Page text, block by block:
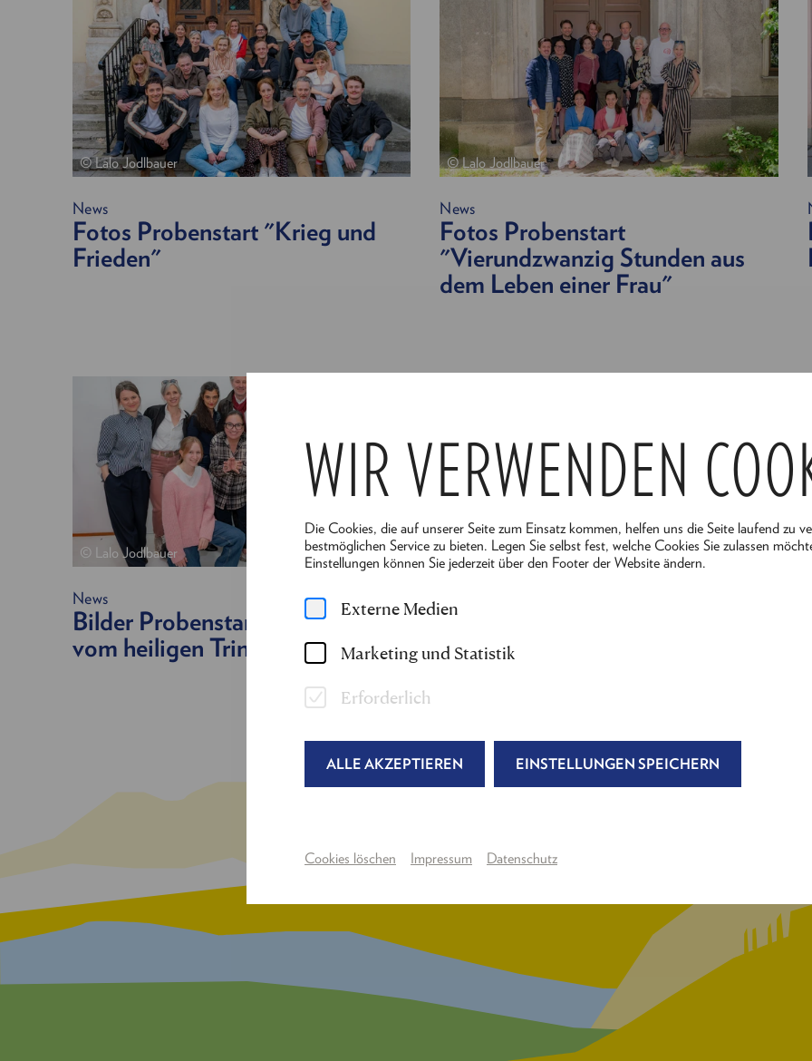
WIR VERWENDEN
Die Cookies, die auf unserer Seite zum Einsatz kommen, helfen uns die Seite laufend zu
bestmöglichen Service zu bieten. Legen Sie selbst fest, welche Cookies Sie zulassen
Einstellungen können Sie jederzeit über den Footer der Website ändern.
Externe Medien
Marketing und Statistik
Erforderlich
ALLE AKZEPTIEREN EINSTELLUNGEN SPEICHERN
Cookies löschen Impressum Datenschutz
© Lalo Jodlbauer
News
Fotos Probenstart "Krieg und
Frieden"
© Lalo Jodlbauer
News
Fotos Probenstart
"Vierundzwanzig Stunden aus
dem Leben einer Frau"
© Lalo Jodlbauer
News
Bilder Probenstart "Die Legende
vom heiligen Trinker"
© Lalo Jodlbauer
Bilder Ensemble "Reigen"